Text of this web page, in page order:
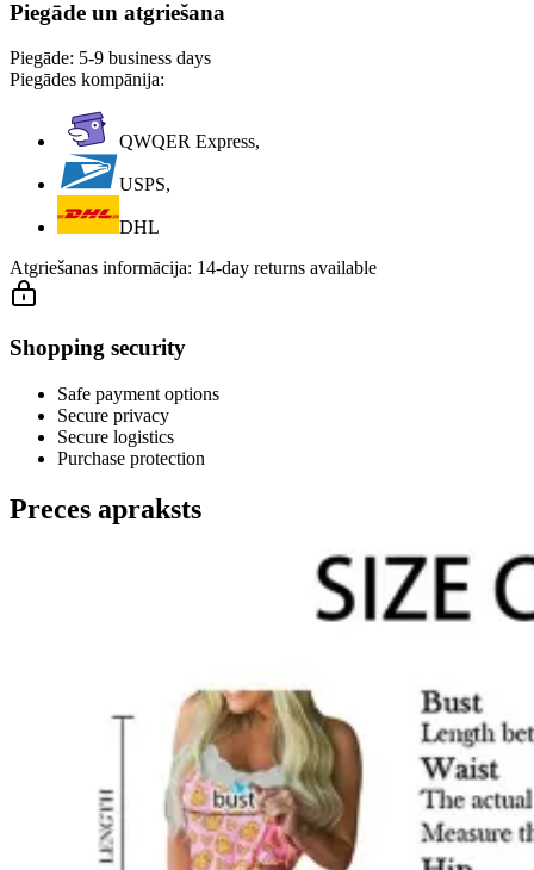
Piegāde un atgriešana
Piegāde: 5-9 business days
Piegādes kompānija:
QWQER Express,
USPS,
DHL
Atgriešanas informācija: 14-day returns available
Shopping security
Safe payment options
Secure privacy
Secure logistics
Purchase protection
Preces apraksts